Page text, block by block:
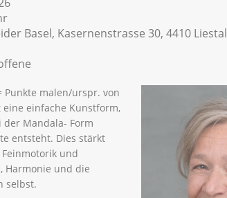
Basel, Kasernenstrasse 30, 4410 Liestal
Punkte malen/urspr. von
einfache Kunstform,
Mandala- Form
entsteht. Dies stärkt
und
Harmonie und die
selbst.